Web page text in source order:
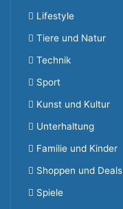
Lifestyle
Tiere und Natur
Technik
Sport
Kunst und Kultur
Unterhaltung
Familie und Kinder
Shoppen und Deals
Spiele